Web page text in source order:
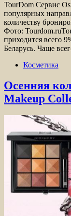
TourDom Сервис
популярных
количеству
Фото:
приходится всего
Беларусь. Чаще
Косметика
Осенняя
Makeup